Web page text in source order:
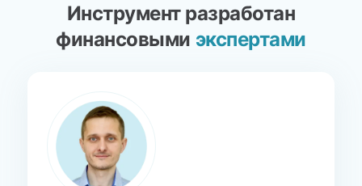
Инструмент разработан
финансовыми экспертами